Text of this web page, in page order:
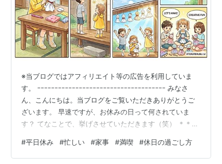
※当ブログではアフィリエイト等の広告を利用していま
す。 ｰｰｰｰｰｰｰｰｰｰｰｰｰｰｰｰｰｰｰｰｰｰｰｰｰｰｰｰｰｰｰｰｰｰｰｰｰ みなさ
ん、こんにちは。当ブログをご覧いただきありがとうご
ざいます。 早速ですが、お休みの日って何されていま
す？ てなことで、挙げさせていただきます（笑） ＊＊＊
掲載）■ 我が家では ○ 平日の休み■ どう過ごした？ ○
朝は。。。■ まずは病院！ ○ 診療開始時間前 ○ その後
#平日休み #忙しい #家事 #満喫 #休日の過ごし方